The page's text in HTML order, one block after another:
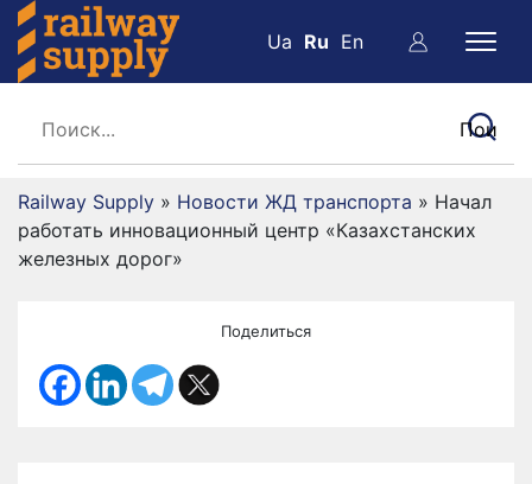
Ua Ru En
Railway Supply » Новости ЖД транспорта » Начал
работать инновационный центр «Казахстанских
железных дорог»
Поделиться